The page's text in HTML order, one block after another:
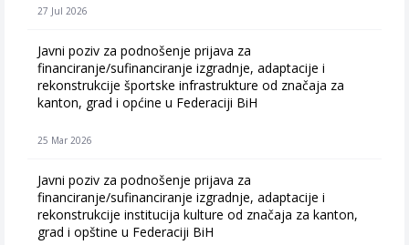
27 Jul 2026
Javni poziv za podnošenje prijava za
financiranje/sufinanciranje izgradnje, adaptacije i
rekonstrukcije športske infrastrukture od značaja za
kanton, grad i općine u Federaciji BiH
25 Mar 2026
Javni poziv za podnošenje prijava za
financiranje/sufinanciranje izgradnje, adaptacije i
rekonstrukcije institucija kulture od značaja za kanton,
grad i opštine u Federaciji BiH